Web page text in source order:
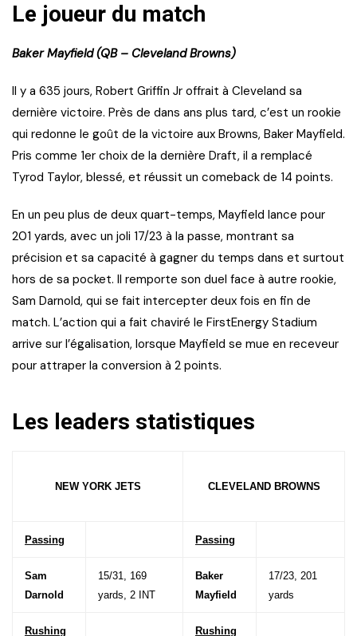
Le joueur du match
Baker Mayfield (QB – Cleveland Browns)
Il y a 635 jours, Robert Griffin Jr offrait à Cleveland sa
dernière victoire. Près de dans ans plus tard, c’est un rookie
qui redonne le goût de la victoire aux Browns, Baker Mayfield.
Pris comme 1er choix de la dernière Draft, il a remplacé
Tyrod Taylor, blessé, et réussit un comeback de 14 points.
En un peu plus de deux quart-temps, Mayfield lance pour
201 yards, avec un joli 17/23 à la passe, montrant sa
précision et sa capacité à gagner du temps dans et surtout
hors de sa pocket. Il remporte son duel face à autre rookie,
Sam Darnold, qui se fait intercepter deux fois en fin de
match. L’action qui a fait chaviré le FirstEnergy Stadium
arrive sur l’égalisation, lorsque Mayfield se mue en receveur
pour attraper la conversion à 2 points.
Les leaders statistiques
NEW YORK JETS CLEVELAND BROWNS
Passing Passing
Sam
Darnold
15/31, 169
yards, 2 INT
Baker
Mayfield
17/23, 201
yards
Rushing Rushing